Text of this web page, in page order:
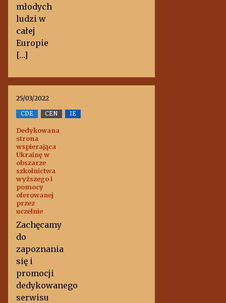
młodych
ludzi w
całej
Europie
[…]
25/03/2022
CDE CEN IE
Dedykowana
strona
wspierająca
Ukrainę w
obszarze
szkolnictwa
wyższego i
pomocy
oferowanej
przez
uczelnie
Zachęcamy
do
zapoznania
się i
promocji
dedykowanego
serwisu